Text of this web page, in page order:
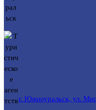
г. Южноуральск, ул.